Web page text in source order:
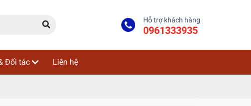
Hỗ trợ khách hàng
0961333935
Đối tác Liên hệ